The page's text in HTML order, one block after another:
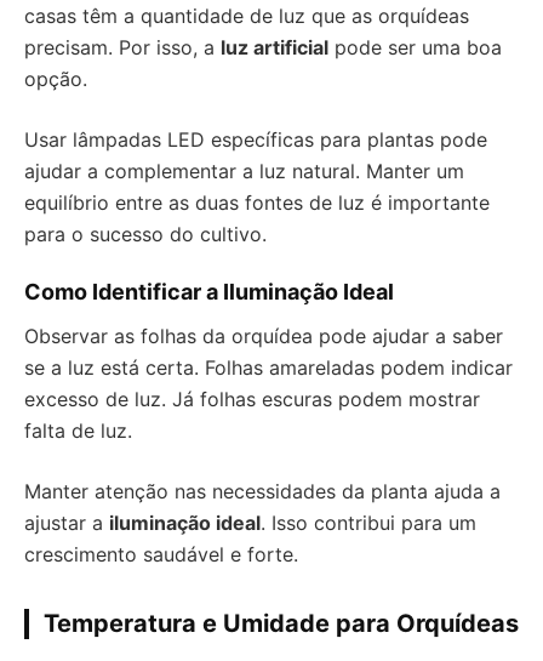
casas têm a quantidade de luz que as orquídeas
precisam. Por isso, a luz artificial pode ser uma boa
opção.
Usar lâmpadas LED específicas para plantas pode
ajudar a complementar a luz natural. Manter um
equilíbrio entre as duas fontes de luz é importante
para o sucesso do cultivo.
Como Identificar a Iluminação Ideal
Observar as folhas da orquídea pode ajudar a saber
se a luz está certa. Folhas amareladas podem indicar
excesso de luz. Já folhas escuras podem mostrar
falta de luz.
Manter atenção nas necessidades da planta ajuda a
ajustar a iluminação ideal. Isso contribui para um
crescimento saudável e forte.
Temperatura e Umidade para Orquídeas